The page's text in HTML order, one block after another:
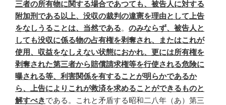
三者の所有物に関する場合であつても、被告人に対する
附加刑である以上、没収の裁判の違憲を理由として上告
をなしうることは、当然である。 のみならず、被告人と
しても没収に係る物の占有権を剥奪され、またはこれが
使用、収益をなしえない状態におかれ、更には所有権を
剥奪された第三者から賠償請求権等を行使される危険に
曝される等、利害関係を有することが明らかであるか
ら、上告によりこれが救済を求めることができるものと
解すべきである。これと矛盾する昭和二八年（あ）第三